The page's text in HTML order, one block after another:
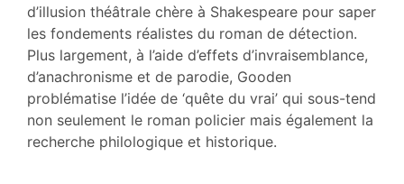
d’illusion théâtrale chère à Shakespeare pour saper
les fondements réalistes du roman de détection.
Plus largement, à l’aide d’effets d’invraisemblance,
d’anachronisme et de parodie, Gooden
problématise l’idée de ‘quête du vrai’ qui sous-tend
non seulement le roman policier mais également la
recherche philologique et historique.